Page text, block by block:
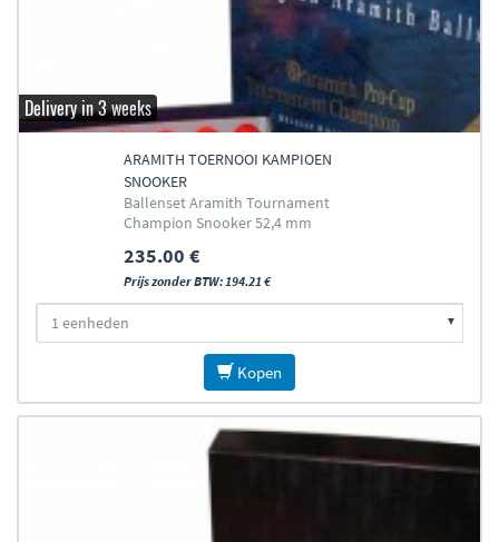
Delivery in 3 weeks
ARAMITH TOERNOOI KAMPIOEN
SNOOKER
Ballenset Aramith Tournament
Champion Snooker 52,4 mm
235.00 €
Prijs zonder BTW: 194.21 €
Kopen